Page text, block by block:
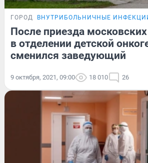
ГОРОД ВНУТРИБОЛЬНИЧНЫЕ
После приезда
в отделении детской
сменился заведующий
9 октября, 2021, 09:00 18 010 26